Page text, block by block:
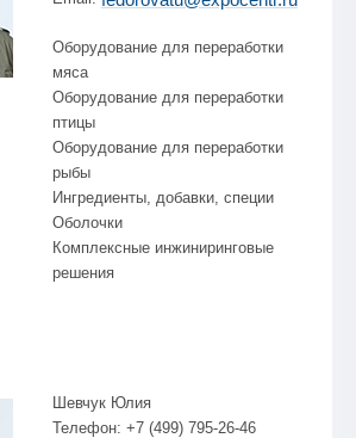
Оборудование для переработки
мяса
Оборудование для переработки
птицы
Оборудование для переработки
рыбы
Ингредиенты, добавки, специи
Оболочки
Комплексные инжиниринговые
решения
Шевчук Юлия
Телефон: +7 (499) 795-26-46